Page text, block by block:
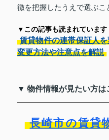
徴を把握したうえで選ぶこ
▼この記事も読まれています
賃貸物件の連帯保証人
変更方法や注意点を解説
▼ 物件情報が見たい方
長崎市の賃貸